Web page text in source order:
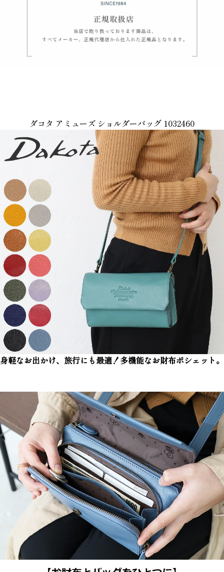
ダコタ アミューズ ショルダーバッグ 1032460
身軽なお出かけ、旅行にも最適！多機能なお財布ポシェット。